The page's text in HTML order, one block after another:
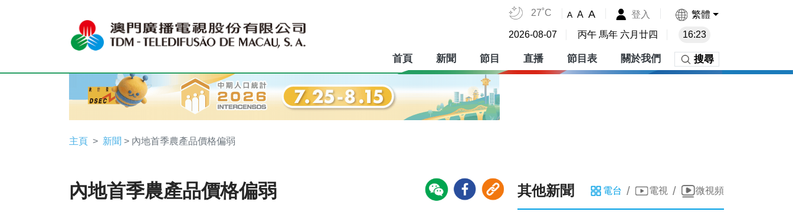
27˚C A A A 登入 繁體
2026-08-07 丙午 馬年 六月廿四 16:23
首頁 新聞 節目 直播 節目表 關於我們 搜尋
主頁 新聞 > 內地首季農產品價格偏弱
內地首季農產品價格偏弱 其他新聞 電台 / 電視 / 微視頻